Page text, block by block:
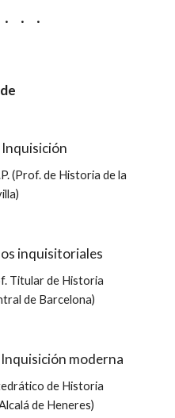
·     ·     ·
Inquisición
(Prof. de Historia de la
inquisitoriales
Titular de Historia
de Barcelona)
Inquisición moderna
de Historia
de Heneres)